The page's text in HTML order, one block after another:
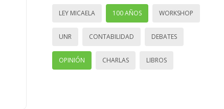
LEY MICAELA 100 AÑOS WORKSHOP
UNR CONTABILIDAD DEBATES
OPINIÓN CHARLAS LIBROS